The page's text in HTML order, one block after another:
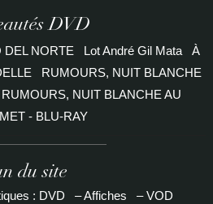
DVD
DEL NORTE Lot André Gil Mata
À
RUMOURS, NUIT BLANCHE
RUMOURS, NUIT BLANCHE AU
- BLU-RAY
du site
: DVD – Affiches
– VOD